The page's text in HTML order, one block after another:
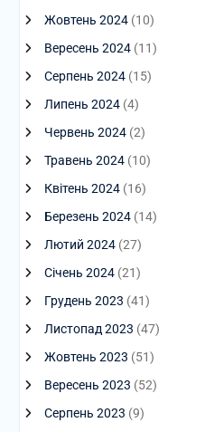
Жовтень 2024(10)
Вересень 2024(11)
Серпень 2024(15)
Липень 2024(4)
Червень 2024(2)
Травень 2024(10)
Квітень 2024(16)
Березень 2024(14)
Лютий 2024(27)
Січень 2024(21)
Грудень 2023 (41)
Листопад 2023 (47)
Жовтень 2023 (51)
Вересень 2023 (52)
Серпень 2023 (9)